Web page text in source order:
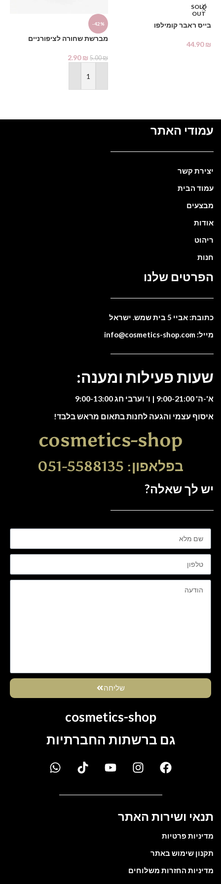
SOLD
OUT
בייס ראבר קומילפו
44.90₪
-42%
מברשת שחורה לציפורניים
5.00₪
2.90₪
הוספה לסל
עמודי האתר
יצירת קשר
עמוד הבית
מבצעים
אודות
ריהוט
חנות
הפרטים שלנו
כתובת: אביי 5 בית שמש. ישראל
מייל: info@cosmetics-shop.com
שעות פעילות ומענה:
א'-ה' 9:00-21:00 | ו' וערבי חג 9:00-13:00
איסוף עצמי והגעה לחנות בתאום מראש בלבד!
cosmetics-shop
בפלאפון: 051-5588135
יש לך שאלה?
שליחה
cosmetics-shop
גם ברשתות החברתיות
תנאי ושירות האתר
מדיניות פרטיות
תקנון שימוש באתר
מדיניות החזרות משלוחים